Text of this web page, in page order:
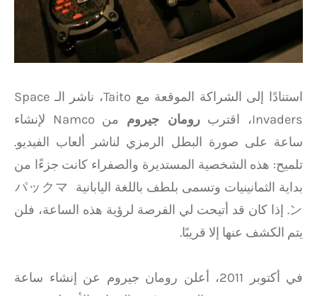
استنادًا إلى الشراكة الموقعة مع Taito، ناشر الـ Space
Invaders، اقترب
رومان جيروم
من Namco لإنشاء
ساعة على صورة البطل الرمزي لناشر ألعاب الفيديو.
تلميح: هذه الشخصية المستديرة والصفراء كانت جزءًا من
بداية الثمانينيات وتسمى بلطف باللغة اليابانية パックマ
ン. إذا كان قد أتيحت لي الفرصة لرؤية هذه الساعة، فلن
يتم الكشف عنها إلا قريبًا.
في أكتوبر 2011، أعلن رومان جيروم عن إنشاء ساعة